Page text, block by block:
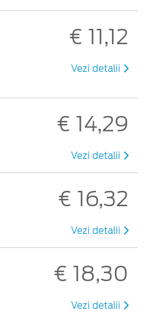
€ 11,12
Vezi detalii
€ 14,29
Vezi detalii
€ 16,32
Vezi detalii
€ 18,30
Vezi detalii